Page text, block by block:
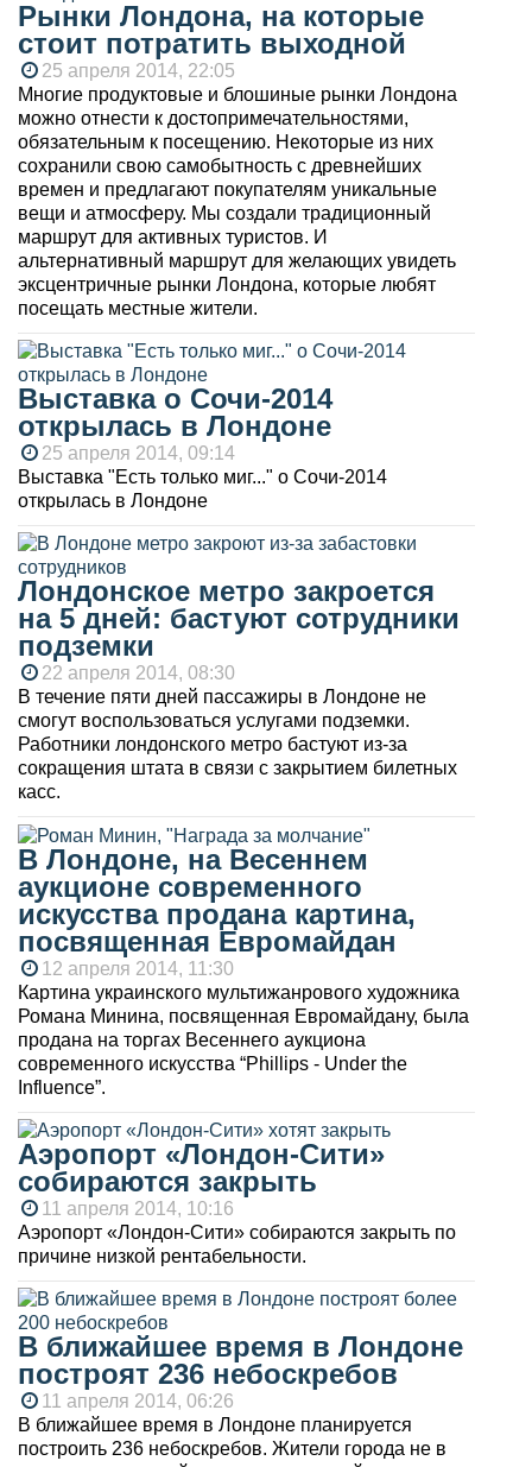
Рынки Лондона, на которые
стоит потратить выходной
25 апреля 2014, 22:05
Многие продуктовые и блошиные рынки Лондона
можно отнести к достопримечательностями,
обязательным к посещению. Некоторые из них
сохранили свою самобытность с древнейших
времен и предлагают покупателям уникальные
вещи и атмосферу. Мы создали традиционный
маршрут для активных туристов. И
альтернативный маршрут для желающих увидеть
эксцентричные рынки Лондона, которые любят
посещать местные жители.
Выставка о Сочи-2014
открылась в Лондоне
25 апреля 2014, 09:14
Выставка "Есть только миг..." о Сочи-2014
открылась в Лондоне
Лондонское метро закроется
на 5 дней: бастуют сотрудники
подземки
22 апреля 2014, 08:30
В течение пяти дней пассажиры в Лондоне не
смогут воспользоваться услугами подземки.
Работники лондонского метро бастуют из-за
сокращения штата в связи с закрытием билетных
касс.
В Лондоне, на Весеннем
аукционе современного
искусства продана картина,
посвященная Евромайдан
12 апреля 2014, 11:30
Картина украинского мультижанрового художника
Романа Минина, посвященная Евромайдану, была
продана на торгах Весеннего аукциона
современного искусства “Phillips - Under the
Influence”.
Аэропорт «Лондон-Сити»
собираются закрыть
11 апреля 2014, 10:16
Аэропорт «Лондон-Сити» собираются закрыть по
причине низкой рентабельности.
В ближайшее время в Лондоне
построят 236 небоскребов
11 апреля 2014, 06:26
В ближайшее время в Лондоне планируется
построить 236 небоскребов. Жители города не в